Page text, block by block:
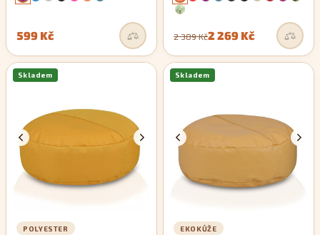
599 Kč 2 389 Kč2 269 Kč
Skladem
POLYESTER
Skladem
EKOKŮŽE